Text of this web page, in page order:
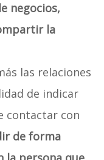
negocios,
la
las relaciones
de indicar
contactar con
de forma